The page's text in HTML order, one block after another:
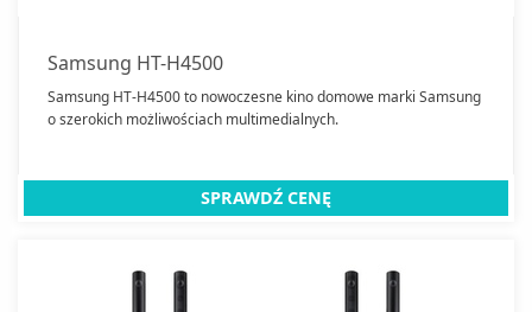
Samsung HT-H4500
Samsung HT-H4500 to nowoczesne kino domowe marki Samsung
o szerokich możliwościach multimedialnych.
SPRAWDŹ CENĘ